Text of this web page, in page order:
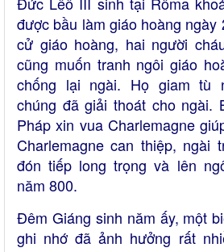
được bầu làm giáo hoàng ngày
cử giáo hoàng, hai người
cũng muốn tranh ngôi giáo
chống lại ngài. Họ giam tù
chúng đã giải thoát cho ngài.
Pháp xin vua Charlemagne
Charlemagne can thiệp, ngài
đón tiếp long trọng và lên
năm 800.
Đêm Giáng sinh năm ấy, một
ghi nhớ đã ảnh hưởng rất